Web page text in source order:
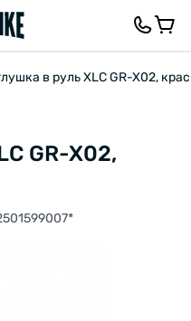
в руль XLC GR-X02,
GR-X02,